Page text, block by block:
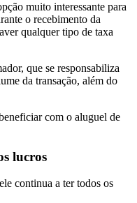
muito interessante para
o recebimento da
qualquer tipo de taxa
que se responsabiliza
da transação, além do
com o aluguel de
lucros
continua a ter todos os